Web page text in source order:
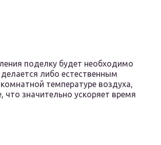
поделку будет необходимо
либо естественным
температуре воздуха,
что значительно ускоряет время